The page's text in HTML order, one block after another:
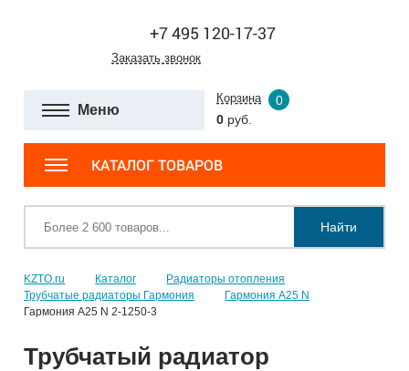
+7 495 120-17-37
Заказать звонок
Меню
Корзина
0
0 руб.
КАТАЛОГ ТОВАРОВ
Найти
KZTO.ru Каталог
Радиаторы отопления
Трубчатые радиаторы Гармония
Гармония А25 N
Гармония А25 N 2-1250-3
Трубчатый радиатор